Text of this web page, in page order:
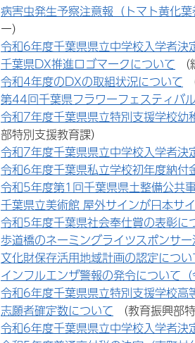
病害虫発生予察注意報（トマト黄化
ー）
令和6年度千葉県県立中学校入学者決
千葉県DX推進ロゴマークについて
令和4年度のDXの取組状況について
第44回千葉県フラワーフェスティバ
令和7年度千葉県県立特別支援学校幼
部特別支援教育課）
令和7年度千葉県県立中学校入学者決
令和6年度千葉県私立学校初年度納付
令和5年度第1回千葉県県土整備公共
千葉県立美術館 屋外サインが日本サ
令和5年度千葉県社会奉仕賞の表彰に
歩道橋のネーミングライツスポンサー
文化財保存活用地域計画の認定につ
インフルエンザ警報の発令について
令和6年度千葉県県立特別支援学校
志願者確定数について （教育振興部
令和6年度千葉県県立中学校入学者決